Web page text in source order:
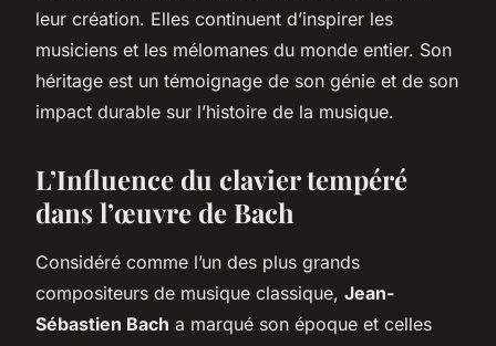
leur création. Elles continuent d’inspirer les
musiciens et les mélomanes du monde entier. Son
héritage est un témoignage de son génie et de son
impact durable sur l’histoire de la musique.
L’Influence du clavier tempéré
dans l’œuvre de Bach
Considéré comme l’un des plus grands
compositeurs de musique classique, Jean-
Sébastien Bach a marqué son époque et celles